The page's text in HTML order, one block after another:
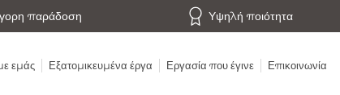
παράδοση Υψηλή ποιότητα
εμάς Εξατομικευμένα έργα Εργασία που έγινε Επικοινωνία